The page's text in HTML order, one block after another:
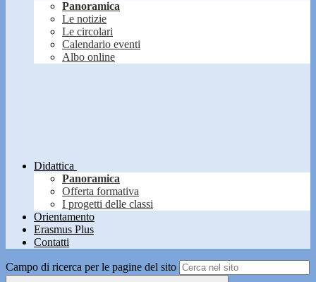
Panoramica
Le notizie
Le circolari
Calendario eventi
Albo online
Didattica
Panoramica
Offerta formativa
I progetti delle classi
Orientamento
Erasmus Plus
Contatti
Campo di ricerca per le pagine del sito